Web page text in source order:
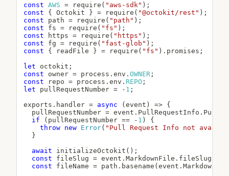
const AWS = require ( "aws-sdk" ) ;
const
{ Octokit } = require ( "@octokit/rest" ) ;
const path = require ( "path" ) ;
const fs = require ( "fs" ) ;
const https = require ( "https" ) ;
const fg = require ( "fast-glob" ) ;
const
{ readFile } = require ( "fs" ) . promises ;
let octokit ;
const owner = process . env . OWNER ;
const repo = process . env . REPO ;
let pullRequestNumber = - 1 ;
exports . handler = async ( event ) =>
{
  pullRequestNumber
= event . PullRequestInfo .
if
( pullRequestNumber == - 1 )
{
throw
new Error( "Pull Request Info not
}
await
initializeOctokit ( ) ;
const fileSlug = event . MarkdownFile . fileSlug
const fileName = path . basename ( event .